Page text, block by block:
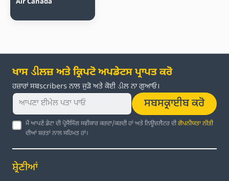
ਖਾਸ ડીਲਜ਼ ਅਤੇ ਕ੍ਰਿਪਟੋ ਅਪਡੇਟਸ ਪ੍ਰਾਪਤ ਕਰੋ
ਹਜ਼ਾਰਾਂ ਸਬscribers ਨਾਲ ਜੁੜੋ ਅਤੇ ਕੋਈ ડીਲ ਨਾ ਗੁਆਓ।
ਸਬਸਕ੍ਰਾਈਬ ਕਰੋ
ਮੈਂ ਆਪਣੇ ਡੇਟਾ ਦੀ ਪ੍ਰੋਸੈਸਿੰਗ ਸਵੀਕਾਰ ਕਰਦਾ/ਕਰਦੀ ਹਾਂ ਅਤੇ ਨਿਊਜ਼ਲੈਟਰ ਦੀਗੋਪਨੀਯਤਾ ਨੀਤੀ
ਦੀਆਂ ਸ਼ਰਤਾਂ ਨਾਲ ਸਹਿਮਤ ਹਾਂ।
ਸ਼੍ਰੇਣੀਆਂ